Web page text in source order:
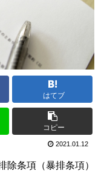
はてブ
コピー
2021.01.12
除条項（暴排条項）